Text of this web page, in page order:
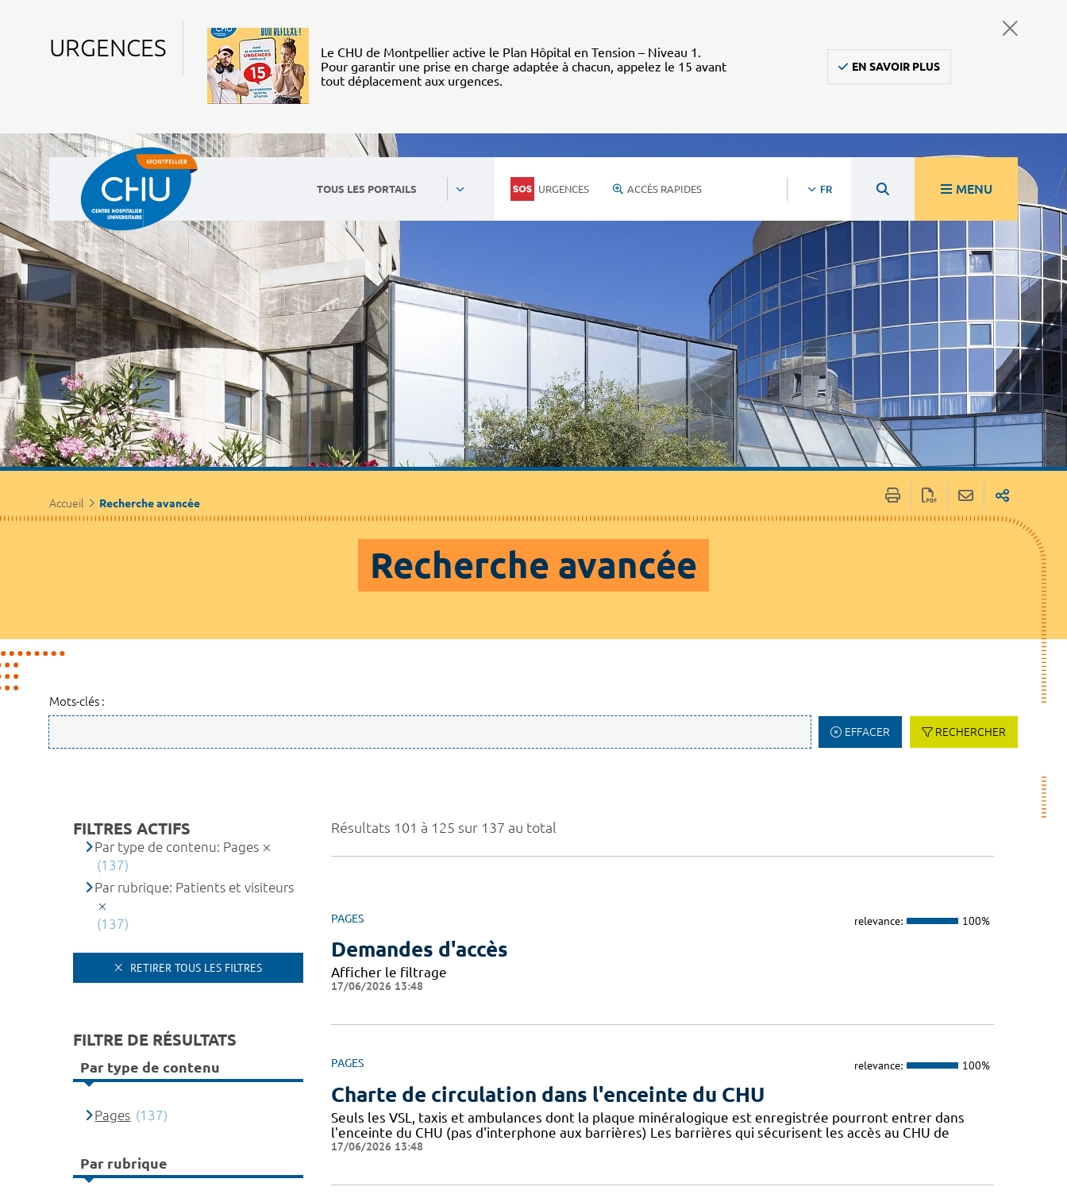
URGENCES
Le CHU de Montpellier active le Plan Hôpital en Tension – Niveau 1.
Pour garantir une prise en charge adaptée à chacun, appelez le 15 avant
tout déplacement aux urgences.
EN SAVOIR PLUS
TOUS LES PORTAILS URGENCES ACCÈS RAPIDES FR MENU
Accueil Recherche avancée
Recherche avancée
Mots-clés :
EFFACER RECHERCHER
Résultats 101 à 125 sur 137 au total
PAGES relevance: 100%
Demandes d'accès
Afficher le filtrage
17/06/2026 13:48
PAGES relevance: 100%
Charte de circulation dans l'enceinte du CHU
Seuls les VSL, taxis et ambulances dont la plaque minéralogique est enregistrée pourront entrer dans
l'enceinte du CHU (pas d'interphone aux barrières) Les barrières qui sécurisent les accès au CHU de
17/06/2026 13:48
FILTRES ACTIFS
Par type de contenu: Pages
(137)
Par rubrique: Patients et visiteurs
(137)
RETIRER TOUS LES FILTRES
FILTRE DE RÉSULTATS
Par type de contenu
Pages (137)
Par rubrique